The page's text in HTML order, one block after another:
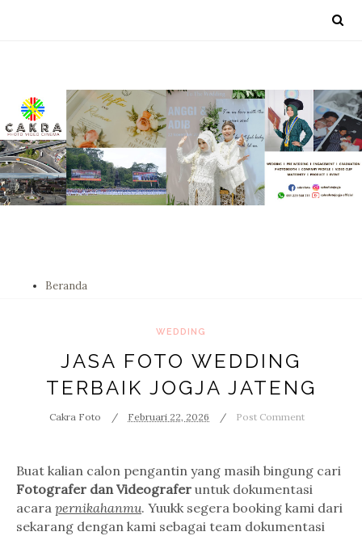
Beranda
WEDDING
JASA FOTO WEDDING
TERBAIK JOGJA JATENG
Cakra Foto Februari 22, 2026 Post Comment
Buat kalian calon pengantin yang masih bingung cari
Fotografer dan Videografer untuk dokumentasi
acara pernikahanmu. Yuukk segera booking kami dari
sekarang dengan kami sebagai team dokumentasi